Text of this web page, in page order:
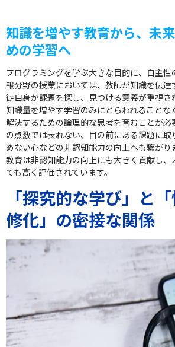
知識を増やす教育から、未
めの学習へ
プログラミングを学ぶ大きな目的に、自主性
報分野の授業においては、教師が知識を伝
徒自身が課題を探し、見つける意義が重視さ
知識量を増やす学習のみにとらわれることな
解決するための論理的な思考を育むことが必
の点数では表れない、目の前にある課題に取
めない心などの非認知能力の向上へも繋が
教育は非認知能力の向上にも大きく貢献し、
ても高く評価されています。
「探究的な学び」と
修化」の密接な関係